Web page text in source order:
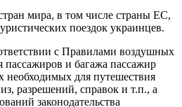
мира, в том числе страны ЕС,
поездок украинцев.
с Правилами воздушных
пассажиров и багажа пассажир
необходимых для путешествия
разрешений, справок и т.п., а
законодательства